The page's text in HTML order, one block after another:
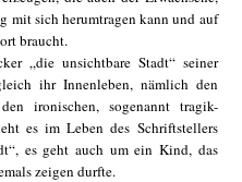
mit sich herumtragen kann und auf
braucht.
„die unsichtbare Stadt“ seiner
ihr Innenleben, nämlich den
ironischen, sogenannt tragik-
es im Leben des Schriftstellers
es geht auch um ein Kind, das
zeigen durfte.